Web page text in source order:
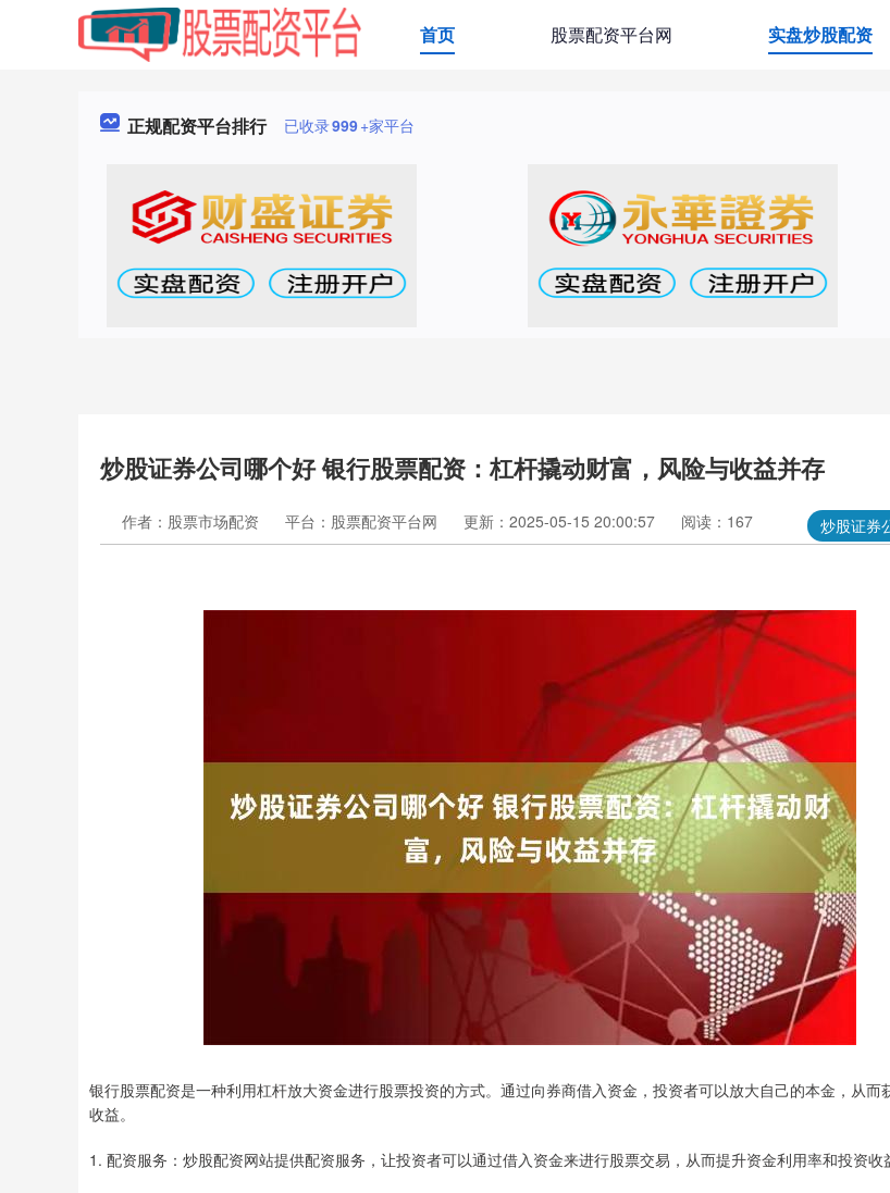
首页 股票配资平台网 实盘炒股配资
正规配资平台排行 已收录999+家平台
炒股证券公司哪个好 银行股票配资：杠杆撬动财富，风险与收益并存
炒股证券
作者：股票市场配资 平台：股票配资平台网 更新：2025-05-15 20:00:57 阅读：167
银行股票配资是一种利用杠杆放大资金进行股票投资的方式。通过向券商借入资金，投资者可以放大自己的本金，从而
收益。
1. 配资服务：炒股配资网站提供配资服务，让投资者可以通过借入资金来进行股票交易，从而提升资金利用率和投资收